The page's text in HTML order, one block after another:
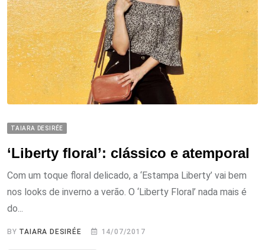
TAIARA DESIRÉE
‘Liberty floral’: clássico e atemporal
Com um toque floral delicado, a ‘Estampa Liberty’ vai bem
nos looks de inverno a verão. O ‘Liberty Floral’ nada mais é
do...
BY TAIARA DESIRÉE 14/07/2017